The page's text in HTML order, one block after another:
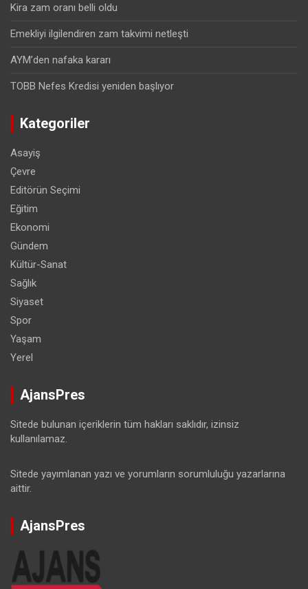
Kira zam oranı belli oldu
Emekliyi ilgilendiren zam takvimi netleşti
AYM’den nafaka kararı
TOBB Nefes Kredisi yeniden başlıyor
Kategoriler
Asayiş
Çevre
Editörün Seçimi
Eğitim
Ekonomi
Gündem
Kültür-Sanat
Sağlık
Siyaset
Spor
Yaşam
Yerel
AjansPres
Sitede bulunan içeriklerin tüm hakları saklıdır, izinsiz
kullanılamaz.
Sitede yayımlanan yazı ve yorumların sorumluluğu yazarlarına
aittir.
AjansPres